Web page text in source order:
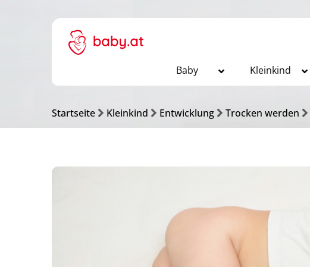
Baby Kleinkind
Startseite Kleinkind Entwicklung Trocken werden